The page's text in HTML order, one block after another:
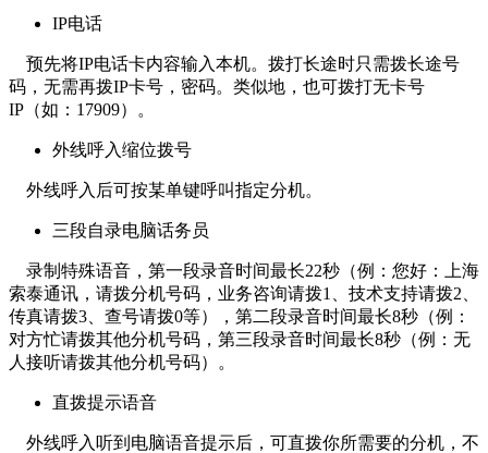
IP电话
预先将IP电话卡内容输入本机。拨打长途时只需拨长途号
码，无需再拨IP卡号，密码。类似地，也可拨打无卡号
IP（如：17909）。
外线呼入缩位拨号
外线呼入后可按某单键呼叫指定分机。
三段自录电脑话务员
录制特殊语音，第一段录音时间最长22秒（例：您好：上海
索泰通讯，请拨分机号码，业务咨询请拨1、技术支持请拨2、
传真请拨3、查号请拨0等），第二段录音时间最长8秒（例：
对方忙请拨其他分机号码，第三段录音时间最长8秒（例：无
人接听请拨其他分机号码）。
直拨提示语音
外线呼入听到电脑语音提示后，可直拨你所需要的分机，不